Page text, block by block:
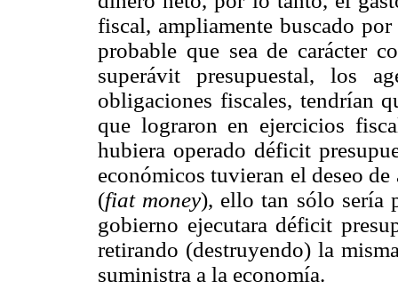
fiscal, ampliamente buscado
probable que sea de carácter
superávit presupuestal, los
obligaciones fiscales, tendrían
que lograron en ejercicios
hubiera operado déficit
económicos tuvieran el deseo
(fiat money), ello tan sólo sería
gobierno ejecutara déficit
retirando (destruyendo) la
suministra a la economía.